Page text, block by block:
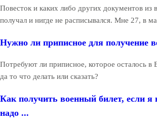
Повесток и каких либо других документов из
получал и нигде не расписывался. Мне 27, в
Нужно ли приписное для получение
Потребуют ли приписное, которое осталось в
да то что делать или сказать?
Как получить военный билет, если я
надо ...